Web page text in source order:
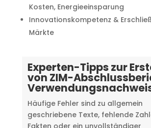
Kosten, Energieeinsparung
Innovationskompetenz &
Märkte
Experten-Tipps zur
von ZIM-
Häufige Fehler sind zu allgemein
geschriebene Texte, fehlende
Fakten oder ein unvollständiger